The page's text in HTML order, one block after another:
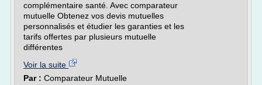
complémentaire santé. Avec comparateur
mutuelle Obtenez vos devis mutuelles
personnalisés et étudier les garanties et les
tarifs offertes par plusieurs mutuelle
différentes
Voir la suite
Par : Comparateur Mutuelle